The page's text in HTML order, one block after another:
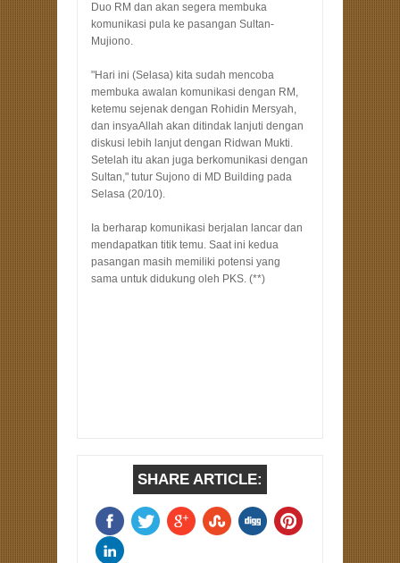
Duo RM dan akan segera membuka
komunikasi pula ke pasangan Sultan-
Mujiono.
"Hari ini (Selasa) kita sudah mencoba
membuka awalan komunikasi dengan RM,
ketemu sejenak dengan Rohidin Mersyah,
dan insyaAllah akan ditindak lanjuti dengan
diskusi lebih lanjut dengan Ridwan Mukti.
Setelah itu akan juga berkomunikasi dengan
Sultan," tutur Sujono di MD Building pada
Selasa (20/10).
Ia berharap komunikasi berjalan lancar dan
mendapatkan titik temu. Saat ini kedua
pasangan masih memiliki potensi yang
sama untuk didukung oleh PKS. (**)
SHARE ARTICLE: